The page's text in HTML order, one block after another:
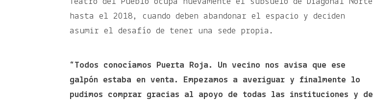
hasta el 2018, cuando deben abandonar el espacio y deciden
asumir el desafío de tener una sede propia.
“Todos conocíamos Puerta Roja. Un vecino nos avisa que ese
galpón estaba en venta. Empezamos a averiguar y finalmente lo
pudimos comprar gracias al apoyo de todas las instituciones y de